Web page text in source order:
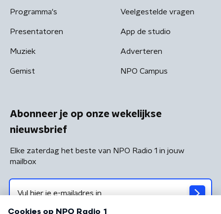
Programma's
Presentatoren
Muziek
Gemist
Veelgestelde vragen
App de studio
Adverteren
NPO Campus
Abonneer je op onze wekelijkse
nieuwsbrief
Elke zaterdag het beste van NPO Radio 1 in jouw
mailbox